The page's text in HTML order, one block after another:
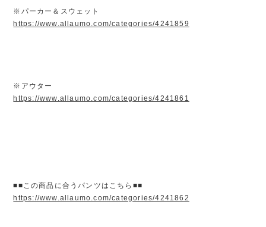
※パーカー＆スウェット
https://www.allaumo.com/categories/4241859
※アウター
https://www.allaumo.com/categories/4241861
■■この商品に合うパンツはこちら■■
https://www.allaumo.com/categories/4241862